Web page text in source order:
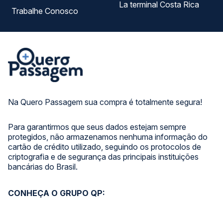
Na Quero Passagem sua compra é totalmente segura!
Para garantirmos que seus dados estejam sempre
protegidos, não armazenamos nenhuma informação do
cartão de crédito utilizado, seguindo os protocolos de
criptografia e de segurança das principais instituições
bancárias do Brasil.
Trabalhe Conosco
La terminal Costa Rica
CONHEÇA O GRUPO QP: